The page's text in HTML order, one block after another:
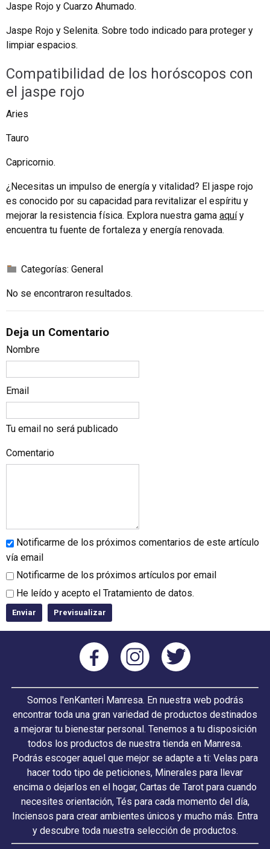
Jaspe Rojo y Cuarzo Ahumado.
Jaspe Rojo y Selenita. Sobre todo indicado para proteger y
limpiar espacios.
Compatibilidad de los horóscopos con
el jaspe rojo
Aries
Tauro
Capricornio.
¿Necesitas un impulso de energía y vitalidad? El jaspe rojo
es conocido por su capacidad para revitalizar el espíritu y
mejorar la resistencia física. Explora nuestra gama aquíy
encuentra tu fuente de fortaleza y energía renovada.
Categorías: General
No se encontraron resultados.
Deja un Comentario
Nombre
Email
Tu email no será publicado
Comentario
Notificarme de los próximos comentarios de este artículo
vía email
Notificarme de los próximos artículos por email
He leído y acepto el Tratamiento de datos.
Somos l'enKanteri Manresa. En nuestra web podrás
encontrar toda una gran variedad de productos destinados
a mejorar tu bienestar personal. Tenemos a tu disposición
todos los productos de nuestra tienda en Manresa.
Podrás escoger aquel que mejor se adapte a ti: Velas para
hacer todo tipo de peticiones, Minerales para llevar
encima o dejarlos en el hogar, Cartas de Tarot para cuando
necesites orientación, Tés para cada momento del día,
Inciensos para crear ambientes únicos y mucho más. Entra
y descubre toda nuestra selección de productos.